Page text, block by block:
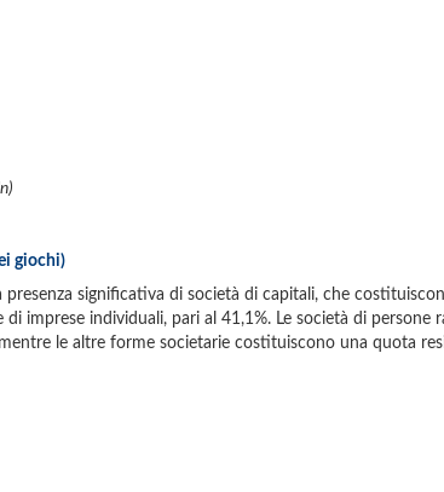
giochi)
significativa di società di capitali, che
imprese individuali, pari al 41,1%. Le società di persone
le altre forme societarie costituiscono una quota